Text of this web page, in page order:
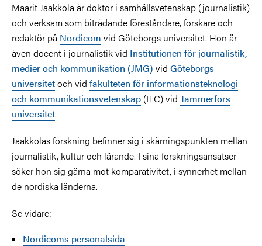
Maarit Jaakkola är doktor i samhällsvetenskap (journalistik)
och verksam som biträdande föreståndare, forskare och
redaktör på Nordicom vid Göteborgs universitet. Hon är
även docent i journalistik vid Institutionen för journalistik,
medier och kommunikation (JMG) vid Göteborgs
universitetoch vid fakulteten för informationsteknologi
och kommunikationsvetenskap (ITC) vid Tammerfors
universitet.
Jaakkolas forskning befinner sig i skärningspunkten mellan
journalistik, kultur och lärande. I sina forskningsansatser
söker hon sig gärna mot komparativitet, i synnerhet mellan
de nordiska länderna.
Se vidare:
Nordicoms personalsida